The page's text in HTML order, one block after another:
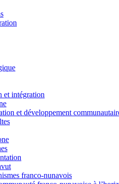
et intégration
et développement
franco-nunavois